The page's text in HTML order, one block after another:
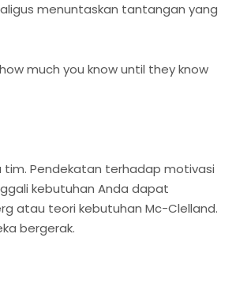
menuntaskan tantangan yang
much you know until they know
tim. Pendekatan terhadap motivasi
kebutuhan Anda dapat
atau teori kebutuhan Mc-Clelland.
bergerak.